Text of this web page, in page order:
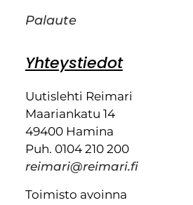
Palaute
Yhteystiedot
Uutislehti Reimari
Maariankatu 14
49400 Hamina
Puh. 0104 210 200
reimari@reimari.fi
Toimisto avoinna